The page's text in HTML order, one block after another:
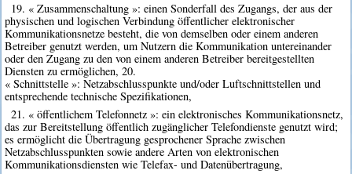
19. « Zusammenschaltung »: einen Sonderfall des Zugangs, der aus der
physischen und logischen Verbindung öffentlicher elektronischer
Kommunikationsnetze besteht, die von demselben oder einem anderen
Betreiber genutzt werden, um Nutzern die Kommunikation untereinander
oder den Zugang zu den von einem anderen Betreiber bereitgestellten
Diensten zu ermöglichen, 20.
« Schnittstelle »: Netzabschlusspunkte und/oder Luftschnittstellen und
entsprechende technische Spezifikationen,
21. « öffentlichem Telefonnetz »: ein elektronisches Kommunikationsnetz,
das zur Bereitstellung öffentlich zugänglicher Telefondienste genutzt wird;
es ermöglicht die Übertragung gesprochener Sprache zwischen
Netzabschlusspunkten sowie andere Arten von elektronischen
Kommunikationsdiensten wie Telefax- und Datenübertragung,